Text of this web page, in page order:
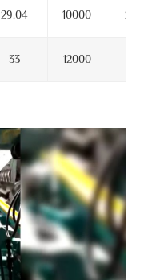
29.04 10000 20.5
33 12000